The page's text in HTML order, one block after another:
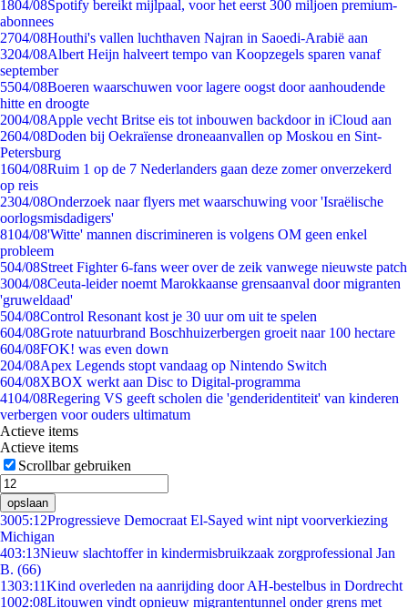
1804/08Spotify bereikt mijlpaal, voor het eerst 300 miljoen premium-
abonnees
2704/08Houthi's vallen luchthaven Najran in Saoedi-Arabië aan
3204/08Albert Heijn halveert tempo van Koopzegels sparen vanaf
september
5504/08Boeren waarschuwen voor lagere oogst door aanhoudende
hitte en droogte
2004/08Apple vecht Britse eis tot inbouwen backdoor in iCloud aan
2604/08Doden bij Oekraïense droneaanvallen op Moskou en Sint-
Petersburg
1604/08Ruim 1 op de 7 Nederlanders gaan deze zomer onverzekerd
op reis
2304/08Onderzoek naar flyers met waarschuwing voor 'Israëlische
oorlogsmisdadigers'
8104/08'Witte' mannen discrimineren is volgens OM geen enkel
probleem
504/08Street Fighter 6-fans weer over de zeik vanwege nieuwste patch
3004/08Ceuta-leider noemt Marokkaanse grensaanval door migranten
'gruweldaad'
504/08Control Resonant kost je 30 uur om uit te spelen
604/08Grote natuurbrand Boschhuizerbergen groeit naar 100 hectare
604/08FOK! was even down
204/08Apex Legends stopt vandaag op Nintendo Switch
604/08XBOX werkt aan Disc to Digital-programma
4104/08Regering VS geeft scholen die 'genderidentiteit' van kinderen
verbergen voor ouders ultimatum
Actieve items
Actieve items
Scrollbar gebruiken
opslaan
3005:12Progressieve Democraat El-Sayed wint nipt voorverkiezing
Michigan
403:13Nieuw slachtoffer in kindermisbruikzaak zorgprofessional Jan
B. (66)
1303:11Kind overleden na aanrijding door AH-bestelbus in Dordrecht
1002:08Litouwen vindt opnieuw migrantentunnel onder grens met